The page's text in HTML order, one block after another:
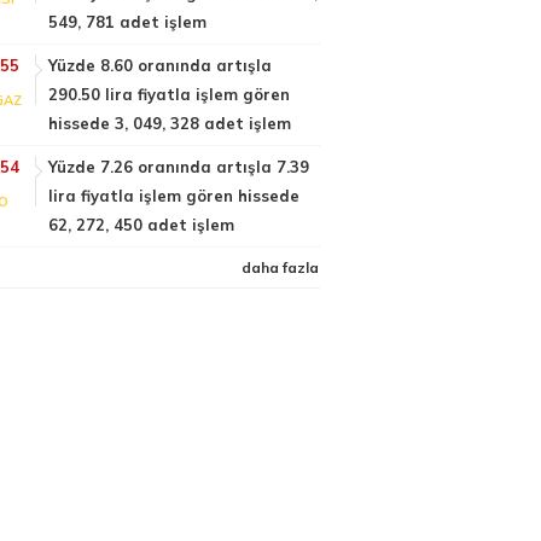
549, 781 adet işlem
Yüzde 8.60 oranında artışla
290.50 lira fiyatla işlem gören
hissede 3, 049, 328 adet işlem
Yüzde 7.26 oranında artışla 7.39
lira fiyatla işlem gören hissede
62, 272, 450 adet işlem
daha fazla